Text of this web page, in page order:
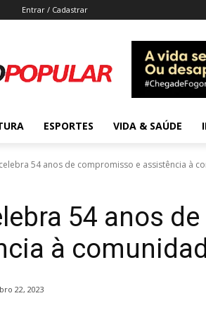
Entrar / Cadastrar
ESPORTES VIDA & SAÚDE
celebra 54 anos de compromisso e assistência à
54 anos
à
22, 2023